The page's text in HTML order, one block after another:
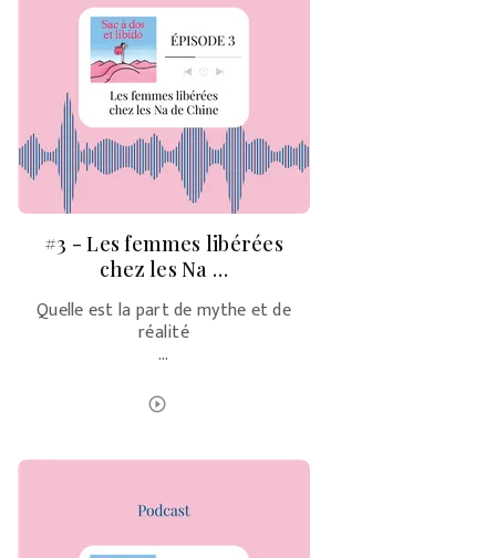
#3 - Les femmes libérées
chez les Na …
Quelle est la part de mythe et de
réalité
…
play_circle_outline